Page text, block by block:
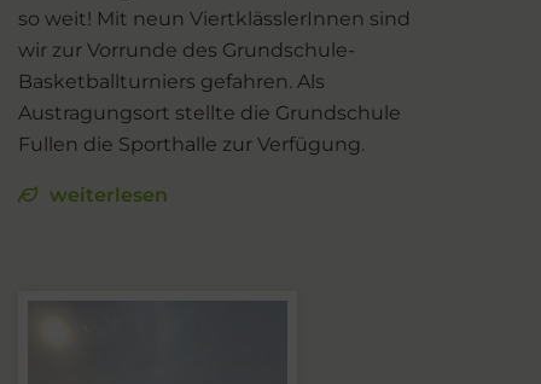
so weit! Mit neun ViertklässlerInnen sind
wir zur Vorrunde des Grundschule-
Basketballturniers gefahren. Als
Austragungsort stellte die Grundschule
Fullen die Sporthalle zur Verfügung.
weiterlesen